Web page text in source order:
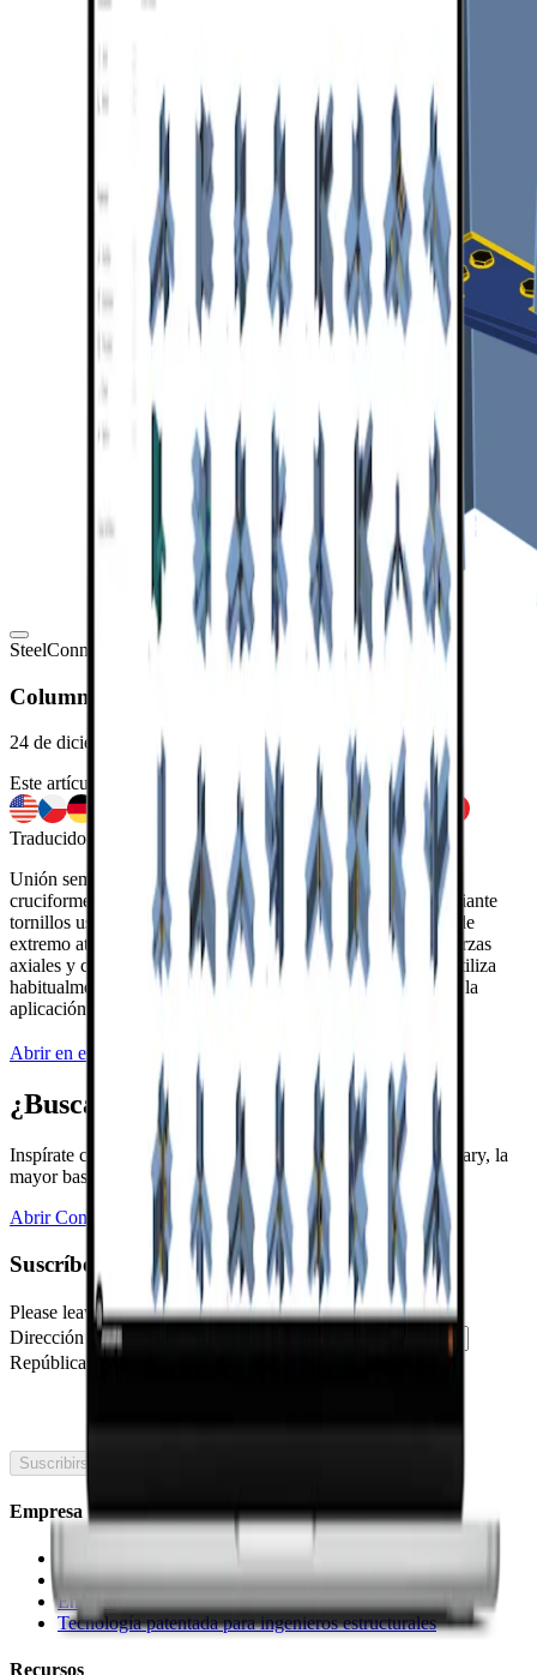
SteelConnection design Sample projects Connection Viewer
Columna de sección transversal general
24 de diciembre de 2022
Este artículo también está disponible en
Traducido por IA del inglés
Unión semirrígida de dos columnas con sección transversal
cruciforme soldada general. Los elementos se conectan mediante
tornillos usando placas de extremo. Las uniones con placa de
extremo atornillada están diseñadas para poder transferir fuerzas
axiales y cortantes, y momentos. Este tipo de estructura se utiliza
habitualmente en zonas con actividad sísmica. Modelado en la
aplicación
Abrir en el visor Descargar
¿Buscas más uniones como esta?
Inspírate con más de 700.000 diseños en la Connection Library, la
mayor base de datos de uniones de acero del mundo.
Abrir Connection Library
Suscríbete a nuestro boletín
Please leave this field blank
Dirección de correo electrónico
República Checa
Suscribirse
Empresa
Asociaciones
Empleo
Tecnología patentada para ingenieros estructurales
Recursos